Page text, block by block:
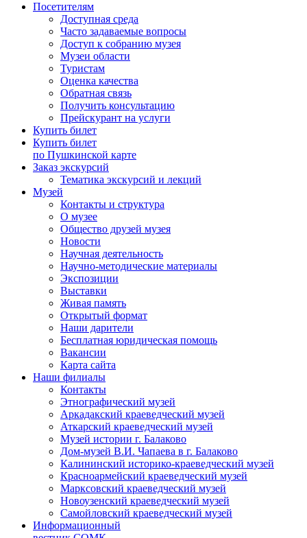
Посетителям
Доступная среда
Часто задаваемые вопросы
Доступ к собранию музея
Музеи области
Туристам
Оценка качества
Обратная связь
Получить консультацию
Прейскурант на услуги
Купить билет
Купить билет
по Пушкинской карте
Заказ экскурсий
Тематика экскурсий и лекций
Музей
Контакты и структура
О музее
Общество друзей музея
Новости
Научная деятельность
Научно-методические материалы
Экспозиции
Выставки
Живая память
Открытый формат
Наши дарители
Бесплатная юридическая помощь
Вакансии
Карта сайта
Наши филиалы
Контакты
Этнографический музей
Аркадакский краеведческий музей
Аткарский краеведческий музей
Музей истории г. Балаково
Дом-музей В.И. Чапаева в г. Балаково
Калининский историко-краеведческий музей
Красноармейский краеведческий музей
Марксовский краеведческий музей
Новоузенский краеведческий музей
Самойловский краеведческий музей
Информационный